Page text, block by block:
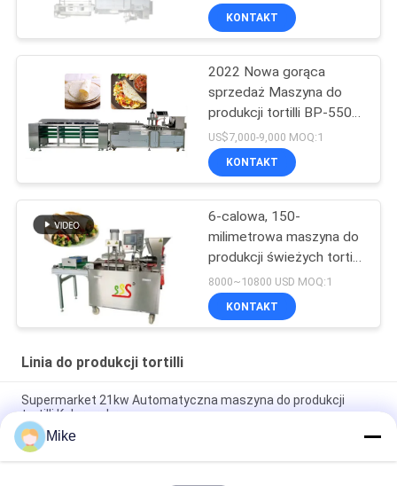
650
KONTAKT
2022 Nowa gorąca
sprzedaż Maszyna do
produkcji tortilli BP-550
Linia do produkcji tortilli
US$7,000-9,000 MOQ:1
KONTAKT
6-calowa, 150-
milimetrowa maszyna do
produkcji świeżych tortilli
w pełni
zautomatyzowana
8000~10800 USD MOQ:1
KONTAKT
Linia do produkcji tortilli
Supermarket 21kw Automatyczna maszyna do produkcji
tortilli Kolor srebrny
10 - 45 cm średnicy Nowa linia do produkcji tortilli w pełni
automatyczna
Mike